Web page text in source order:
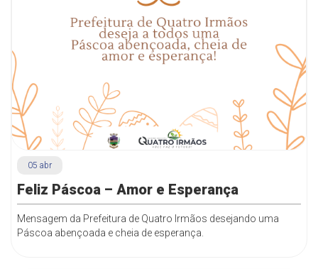
05 abr
Feliz Páscoa – Amor e Esperança
Mensagem da Prefeitura de Quatro Irmãos desejando uma
Páscoa abençoada e cheia de esperança.